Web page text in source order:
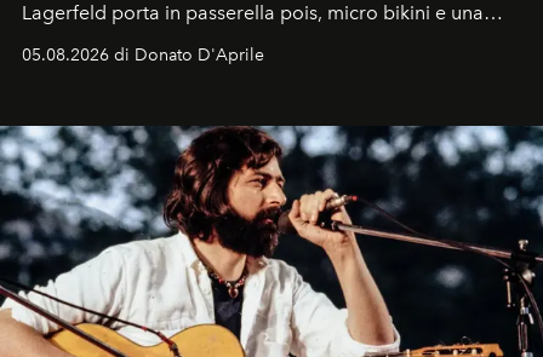
Lagerfeld porta in passerella pois, micro bikini e una
logomania pensata per la spiaggia
Kate, Claudia e Carla una dietro l'altra. Trent'anni dopo,
uno dei documenti più contemporanei che abbiamo.
05.08.2026 di Donato D'Aprile